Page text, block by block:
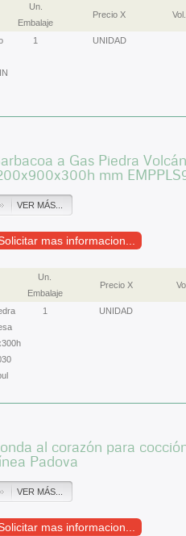
Un.
Embalaje
Precio X Vol.
1 UNIDAD
a Gas Piedra
mm
VER MÁS...
mas informacion...
Un.
Embalaje
Precio X
1 UNIDAD
al corazón para
Padova
VER MÁS...
mas informacion...